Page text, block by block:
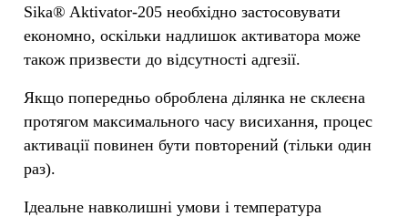
Sika® Aktivator-205 необхідно застосовувати
економно, оскільки надлишок активатора може
також призвести до відсутності адгезії.
Якщо попередньо оброблена ділянка не склеєна
протягом максимального часу висихання, процес
активації повинен бути повторений (тільки один
раз).
Ідеальне навколишні умови і температура